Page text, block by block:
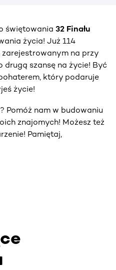
świętowania 32 Finału
życia! Już 114
na przy
drugą szansę na życie! Być
który podaruje
życie!
Pomóż nam w budowaniu
znajomych! Możesz też
Pamiętaj,